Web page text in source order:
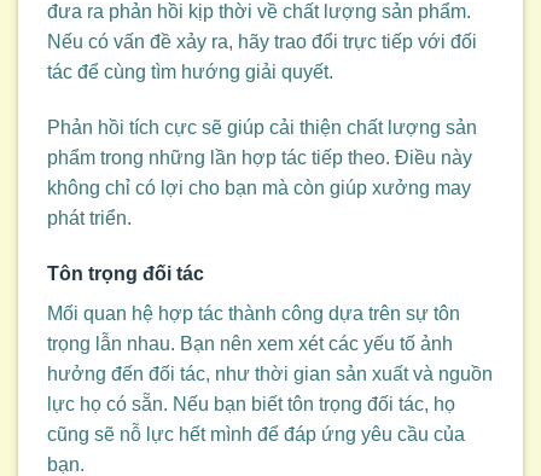
đưa ra phản hồi kịp thời về chất lượng sản phẩm.
Nếu có vấn đề xảy ra, hãy trao đổi trực tiếp với đối
tác để cùng tìm hướng giải quyết.
Phản hồi tích cực sẽ giúp cải thiện chất lượng sản
phẩm trong những lần hợp tác tiếp theo. Điều này
không chỉ có lợi cho bạn mà còn giúp xưởng may
phát triển.
Tôn trọng đối tác
Mối quan hệ hợp tác thành công dựa trên sự tôn
trọng lẫn nhau. Bạn nên xem xét các yếu tố ảnh
hưởng đến đối tác, như thời gian sản xuất và nguồn
lực họ có sẵn. Nếu bạn biết tôn trọng đối tác, họ
cũng sẽ nỗ lực hết mình để đáp ứng yêu cầu của
bạn.